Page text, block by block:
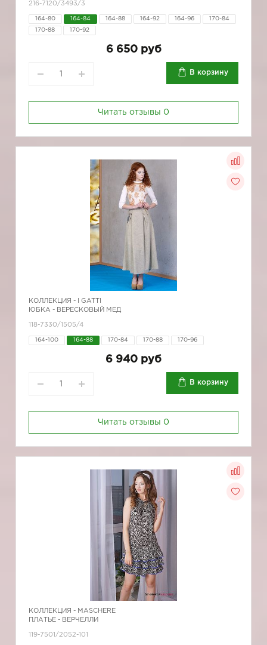
216-7120/3493/3
164-80 164-84 164-88 164-92 164-96 170-84
170-88 170-92
6 650 руб
В корзину
Читать отзывы 0
КОЛЛЕКЦИЯ -
I GATTI
ЮБКА - ВЕРЕСКОВЫЙ МЕД
118-7330/1505/4
164-100 164-88 170-84 170-88 170-96
6 940 руб
В корзину
Читать отзывы 0
КОЛЛЕКЦИЯ - MASCHERE
ПЛАТЬЕ - ВЕРЧЕЛЛИ
119-7501/2052-101